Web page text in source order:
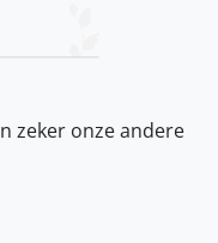
zeker onzeandere